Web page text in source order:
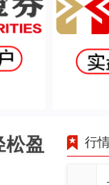
盈
行